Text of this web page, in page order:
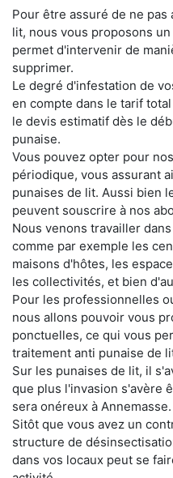
Pour être assuré de ne
lit, nous vous proposons
permet d'intervenir de
supprimer.
Le degré d'infestation de
en compte dans le tarif
le devis estimatif dès le
punaise.
Vous pouvez opter pour
périodique, vous assurant
punaises de lit. Aussi bien
peuvent souscrire à nos
Nous venons travailler
comme par exemple les
maisons d'hôtes, les
les collectivités, et bien
Pour les professionnelles
nous allons pouvoir vous
ponctuelles, ce qui vous
traitement anti punaise de
Sur les punaises de lit, il
que plus l'invasion s'avère
sera onéreux à Annemasse.
Sitôt que vous avez un
structure de
dans vos locaux peut se